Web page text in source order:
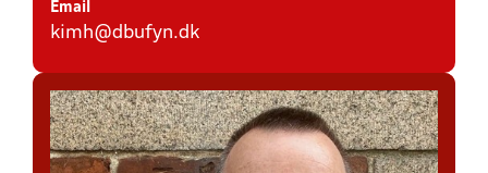
Email
kimh@dbufyn.dk